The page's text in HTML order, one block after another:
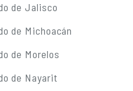
de Jalisco
de Michoacán
de Morelos
de Nayarit